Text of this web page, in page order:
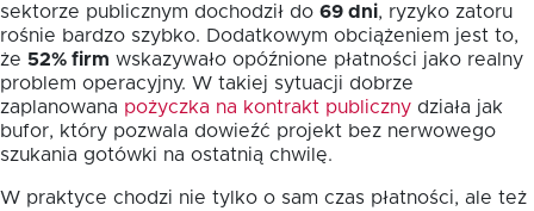
sektorze publicznym dochodził do 69 dni, ryzyko zatoru
rośnie bardzo szybko. Dodatkowym obciążeniem jest to,
że 52% firm wskazywało opóźnione płatności jako realny
problem operacyjny. W takiej sytuacji dobrze
zaplanowana pożyczka na kontrakt publiczny działa jak
bufor, który pozwala dowieźć projekt bez nerwowego
szukania gotówki na ostatnią chwilę.
W praktyce chodzi nie tylko o sam czas płatności, ale też